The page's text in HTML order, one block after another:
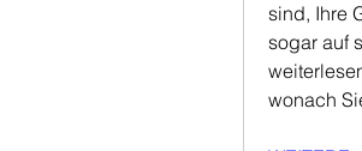
sind, Ihre
sogar auf
wonach